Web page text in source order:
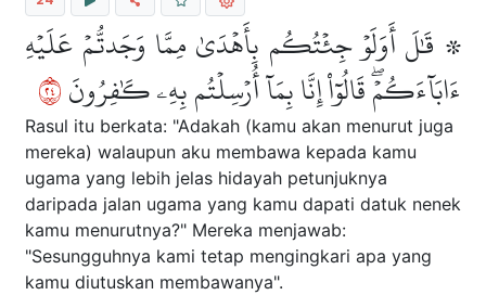
۞ قَٰلَ أَوَلَوۡ جِئۡتُكُم بِأَهۡدَىٰ مِمَّا وَجَدتُّمۡ عَلَيۡهِ
ءَابَآءَكُمۡۖ قَالُوٓاْ إِنَّا بِمَآ أُرۡسِلۡتُم بِهِۦ كَٰفِرُونَ٤٢
Rasul itu berkata: "Adakah (kamu akan menurut juga
mereka) walaupun aku membawa kepada kamu
ugama yang lebih jelas hidayah petunjuknya
daripada jalan ugama yang kamu dapati datuk nenek
kamu menurutnya?" Mereka menjawab:
"Sesungguhnya kami tetap mengingkari apa yang
kamu diutuskan membawanya".